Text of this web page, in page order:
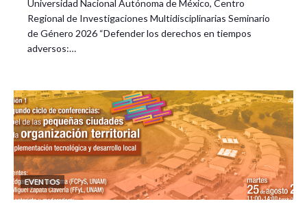
Universidad Nacional Autónoma de México, Centro
Regional de Investigaciones Multidisciplinarias Seminario
de Género 2026 “Defender los derechos en tiempos
adversos:…
EVENTOS